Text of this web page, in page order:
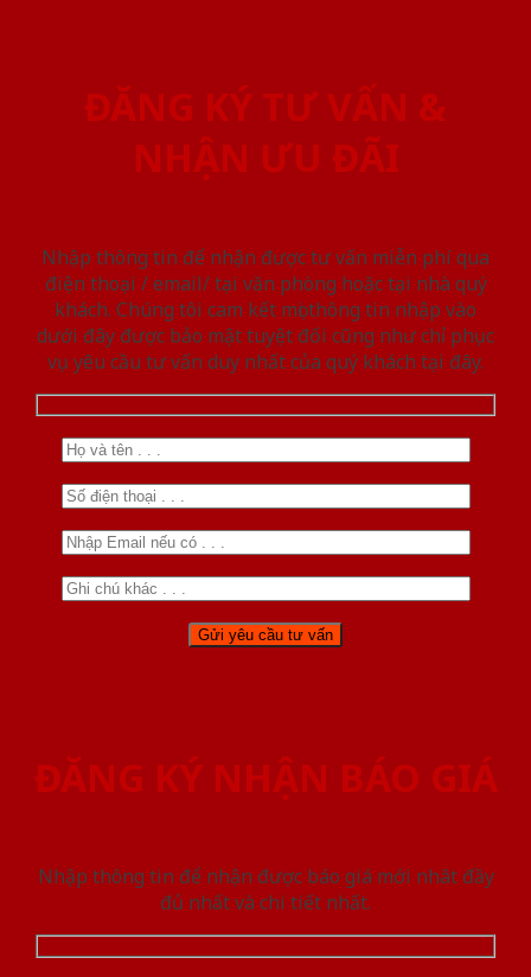
ĐĂNG KÝ TƯ VẤN &
NHẬN ƯU ĐÃI
Nhập thông tin để nhận được tư vấn miễn phí qua
điện thoại / email/ tại văn phòng hoặc tại nhà quý
khách. Chúng tôi cam kết mọi thông tin nhập vào
dưới đây được bảo mật tuyệt đối cũng như chỉ phục
vụ yêu cầu tư vấn duy nhất của quý khách tại đây.
ĐĂNG KÝ NHẬN BÁO GIÁ
Nhập thông tin để nhận được báo giá mới nhât đầy
đủ nhất và chi tiết nhất.